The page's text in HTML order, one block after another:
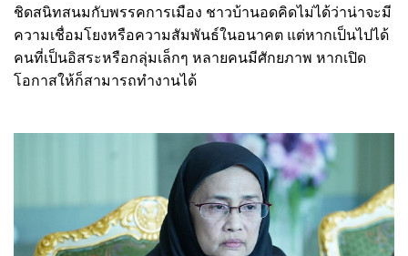
ชิดสนิทสนมกับพรรคการเมือง ชาวบ้านอดคิดไม่ได้ว่าน่าจะมี
ความเชื่อมโยงหรือความสัมพันธ์ในอนาคต แต่หากเป็นไปได้
คนที่เป็นอิสระหรือกลุ่มเล็กๆ หลายคนมีศักยภาพ หากเปิด
โอกาสให้ก็สามารถทำงานได้